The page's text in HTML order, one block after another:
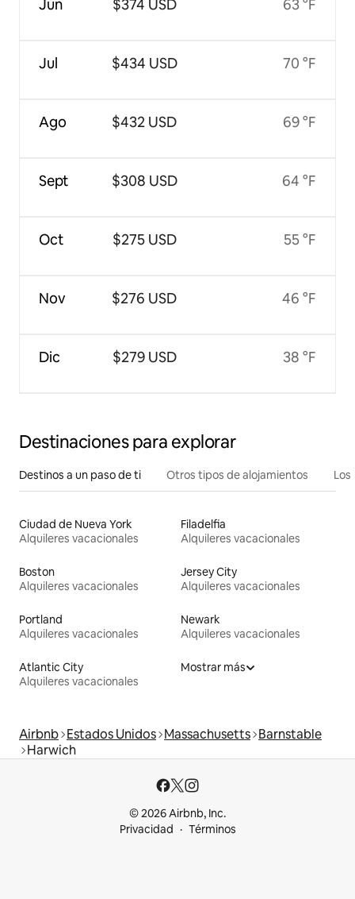
Jun
Jul
Ago
Sept
Oct
Nov
Dic
$374 USD
$434 USD
$432 USD
$308 USD
$275 USD
$276 USD
$279 USD
63 °F
70 °F
69 °F
64 °F
55 °F
46 °F
38 °F
Destinaciones para explorar
Destinos a un paso de ti Otros tipos de alojamientos
Ciudad de Nueva York
Alquileres vacacionales
Filadelfia
Alquileres vacacionales
Boston
Alquileres vacacionales
Jersey City
Alquileres vacacionales
Portland
Alquileres vacacionales
Newark
Alquileres vacacionales
Atlantic City
Alquileres vacacionales
Mostrar más
Airbnb Estados Unidos Massachusetts Barnstable
Harwich
© 2026 Airbnb, Inc.
Privacidad
Términos